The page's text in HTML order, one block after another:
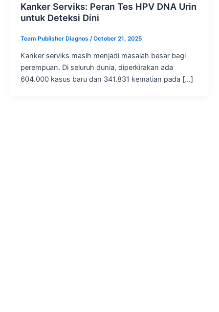
Kanker Serviks: Peran Tes HPV DNA Urin
untuk Deteksi Dini
Team Publisher Diagnos /October 21, 2025
Kanker serviks masih menjadi masalah besar bagi
perempuan. Di seluruh dunia, diperkirakan ada
604.000 kasus baru dan 341.831 kematian pada […]